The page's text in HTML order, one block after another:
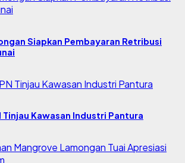
Siapkan Pembayaran Retribusi
Tinjau Kawasan Industri Pantura